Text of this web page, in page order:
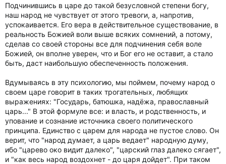
Подчинившись в царе до такой безусловной степени богу,
наш народ не чувствует от этого тревоги, а, напротив,
успокаивается. Его вера в действительное существование, в
реальность Божией воли выше всяких сомнений, а потому,
сделав со своей стороны все для подчинения себя воле
Божией, он вполне уверен, что и Бог его не оставит, а стало
быть, даст наибольшую обеспеченность положения.
Вдумываясь в эту психологию, мы поймем, почему народ о
своем царе говорит в таких трогательных, любящих
выражениях: "Государь, батюшка, надёжа, православный
царь..." В этой формуле все: и власть, и родственность, и
упование и сознание источника своего политического
принципа. Единство с царем для народа не пустое слово. Он
верит, что "народ думает, а царь ведает" народную думу,
ибо "царево око видит далеко", "царский глаз далеко сягает",
и "как весь народ воздохнет - до царя дойдет". При таком